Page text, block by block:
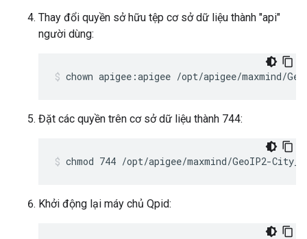
Thay đổi quyền sở hữu tệp cơ sở dữ liệu thành "api"
người dùng:
chown apigee:apigee /opt/apigee/maxmind/
Đặt các quyền trên cơ sở dữ liệu thành 744:
chmod 744 /opt/apigee/maxmind/GeoIP2-
Khởi động lại máy chủ Qpid: